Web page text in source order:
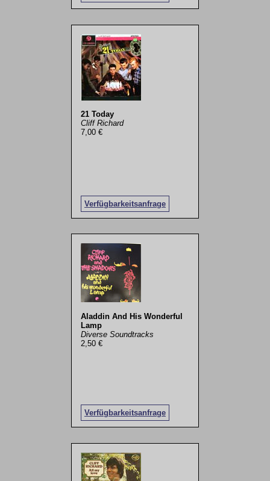
21 Today
Cliff Richard
7,00 €
Verfügbarkeitsanfrage
Aladdin And His Wonderful
Lamp
Diverse Soundtracks
2,50 €
Verfügbarkeitsanfrage